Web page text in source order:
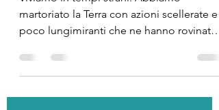
Viviamo in tempi strani. Abbiamo
martoriato la Terra con azioni scellerate e
l'ecosistema; ci...